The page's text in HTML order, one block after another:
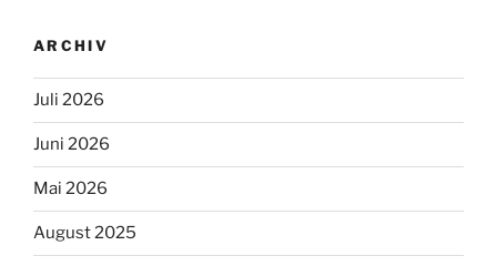
ARCHIV
Juli 2026
Juni 2026
Mai 2026
August 2025